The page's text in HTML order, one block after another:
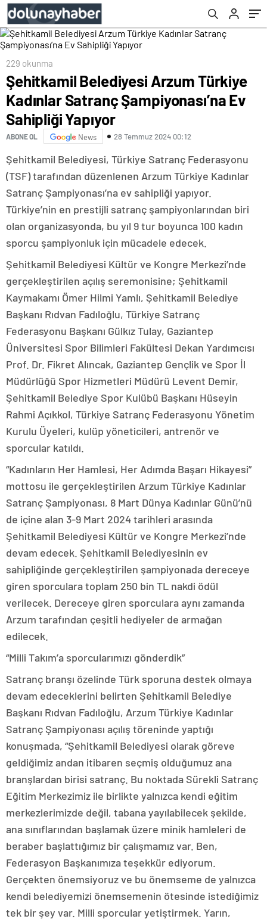
Yapıyor
229 okunma
Şehitkamil Belediyesi Arzum Türkiye
Kadınlar Satranç Şampiyonası’na Ev
Sahipliği Yapıyor
ABONE OL News 28 Temmuz 2024 00:12
Şehitkamil Belediyesi, Türkiye Satranç Federasyonu
(TSF) tarafından düzenlenen Arzum Türkiye Kadınlar
Satranç Şampiyonası’na ev sahipliği yapıyor.
Türkiye’nin en prestijli satranç şampiyonlarından biri
olan organizasyonda, bu yıl 9 tur boyunca 100 kadın
sporcu şampiyonluk için mücadele edecek.
Şehitkamil Belediyesi Kültür ve Kongre Merkezi’nde
gerçekleştirilen açılış seremonisine; Şehitkamil
Kaymakamı Ömer Hilmi Yamlı, Şehitkamil Belediye
Başkanı Rıdvan Fadıloğlu, Türkiye Satranç
Federasyonu Başkanı Gülkız Tulay, Gaziantep
Üniversitesi Spor Bilimleri Fakültesi Dekan Yardımcısı
Prof. Dr. Fikret Alıncak, Gaziantep Gençlik ve Spor İl
Müdürlüğü Spor Hizmetleri Müdürü Levent Demir,
Şehitkamil Belediye Spor Kulübü Başkanı Hüseyin
Rahmi Açıkkol, Türkiye Satranç Federasyonu Yönetim
Kurulu Üyeleri, kulüp yöneticileri, antrenör ve
sporcular katıldı.
“Kadınların Her Hamlesi, Her Adımda Başarı Hikayesi”
mottosu ile gerçekleştirilen Arzum Türkiye Kadınlar
Satranç Şampiyonası, 8 Mart Dünya Kadınlar Günü’nü
de içine alan 3-9 Mart 2024 tarihleri arasında
Şehitkamil Belediyesi Kültür ve Kongre Merkezi’nde
devam edecek. Şehitkamil Belediyesinin ev
sahipliğinde gerçekleştirilen şampiyonada dereceye
giren sporculara toplam 250 bin TL nakdi ödül
verilecek. Dereceye giren sporculara aynı zamanda
Arzum tarafından çeşitli hediyeler de armağan
edilecek.
“Milli Takım’a sporcularımızı gönderdik”
Satranç branşı özelinde Türk sporuna destek olmaya
devam edeceklerini belirten Şehitkamil Belediye
Başkanı Rıdvan Fadıloğlu, Arzum Türkiye Kadınlar
Satranç Şampiyonası açılış töreninde yaptığı
konuşmada, “Şehitkamil Belediyesi olarak göreve
geldiğimiz andan itibaren seçmiş olduğumuz ana
branşlardan birisi satranç. Bu noktada Sürekli Satranç
Eğitim Merkezimiz ile birlikte yalnızca kendi eğitim
merkezlerimizde değil, tabana yayılabilecek şekilde,
ana sınıflarından başlamak üzere minik hamleleri de
beraber başlattığımız bir çalışmamız var. Ben,
Federasyon Başkanımıza teşekkür ediyorum.
Gerçekten önemsiyoruz ve bu önemseme de yalnızca
kendi belediyemizi önemsemenin ötesinde istediğimiz
tek bir şey var. Milli sporcular yetiştirmek. Yarın,